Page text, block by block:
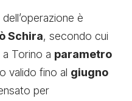
è
Schira, secondo cui
Torino a parametro
valido fino al giugno
per